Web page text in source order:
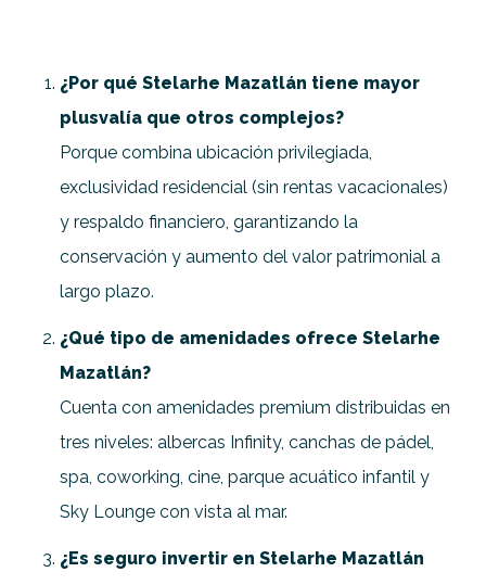
¿Por qué Stelarhe Mazatlán tiene mayor
plusvalía que otros complejos?
Porque combina ubicación privilegiada,
exclusividad residencial (sin rentas vacacionales)
y respaldo financiero, garantizando la
conservación y aumento del valor patrimonial a
largo plazo.
¿Qué tipo de amenidades ofrece Stelarhe
Mazatlán?
Cuenta con amenidades premium distribuidas en
tres niveles: albercas Infinity, canchas de pádel,
spa, coworking, cine, parque acuático infantil y
Sky Lounge con vista al mar.
¿Es seguro invertir en Stelarhe Mazatlán